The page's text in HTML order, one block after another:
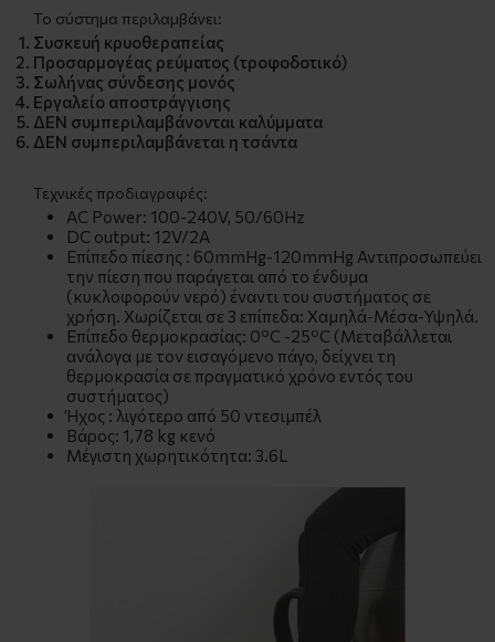
Το σύστημα περιλαμβάνει:
Συσκευή κρυοθεραπείας
Προσαρμογέας ρεύματος (τροφοδοτικό)
Σωλήνας σύνδεσης μονός
Εργαλείο αποστράγγισης
ΔΕΝ συμπεριλαμβάνονται καλύμματα
ΔΕΝ συμπεριλαμβάνεται η τσάντα
Τεχνικές προδιαγραφές:
AC Power: 100-240V, 50/60Hz
DC output: 12V/2A
Επίπεδο πίεσης : 60mmHg-120mmHg Αντιπροσωπεύει
την πίεση που παράγεται από το ένδυμα
(κυκλοφορούν νερό) έναντι του συστήματος σε
χρήση. Χωρίζεται σε 3 επίπεδα: Χαμηλά-Μέσα-Υψηλά.
Επίπεδο θερμοκρασίας: 0ºC -25ºC (Μεταβάλλεται
ανάλογα με τον εισαγόμενο πάγο, δείχνει τη
θερμοκρασία σε πραγματικό χρόνο εντός του
συστήματος)
Ήχος : λιγότερο από 50 ντεσιμπέλ
Βάρος: 1,78 kg κενό
Μέγιστη χωρητικότητα: 3.6L